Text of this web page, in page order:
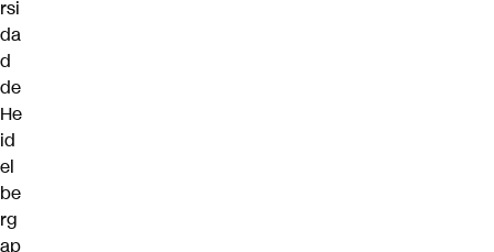
rsi
da
d
de
He
id
el
be
rg
ap